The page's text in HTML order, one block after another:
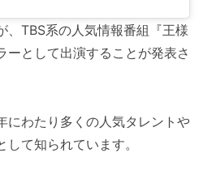
、TBS系の人気情報番組『王様
ーとして出演することが発表さ
にわたり多くの人気タレントや
て知られています。